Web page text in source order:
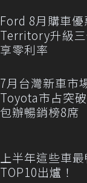
Ford 8月購車
Territory升級
享零利率
7月台灣新車市
Toyota市占突
包辦暢銷榜8席
上半年這些車
TOP10出爐！